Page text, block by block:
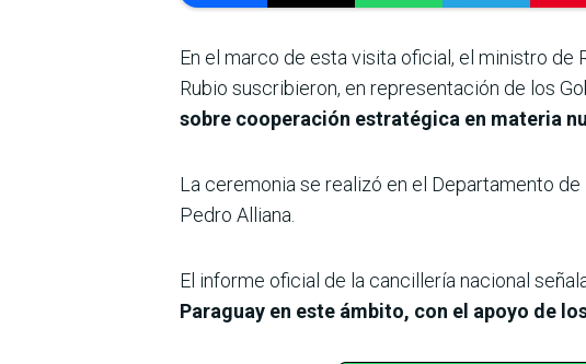
En el marco de esta visita oficial, el ministro
Rubio suscribieron, en representación de los
sobre cooperación estratégica en materia
La ceremonia se realizó en el Departamento
Pedro Alliana.
El informe oficial de la cancillería nacional
Paraguay en este ámbito, con el apoyo de